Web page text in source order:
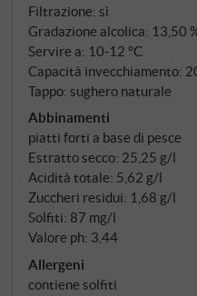
Filtrazione: sì
Gradazione alcolica: 13,50
Servire a: 10‑12 °C
Capacità invecchiamento:
Tappo: sughero naturale
Abbinamenti
piatti forti a base di pesce
Estratto secco: 25,25 g/l
Acidità totale: 5,62 g/l
Zuccheri residui: 1,68 g/l
Solfiti: 87 mg/l
Valore ph: 3,44
Allergeni
contiene solfiti